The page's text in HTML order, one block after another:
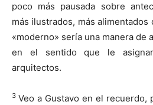
poco más pausada sobre
más ilustrados, más alimentados
«moderno» sería una manera de
en el sentido que le
arquitectos.
3 Veo a Gustavo en el recuerdo,